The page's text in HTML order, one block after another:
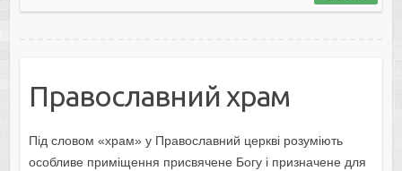
Православний храм
Під словом «храм» у Православний церкві розуміють
особливе приміщення присвячене Богу і призначене для